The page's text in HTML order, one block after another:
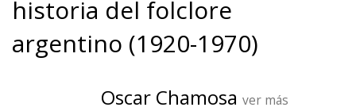
historia del folclore
argentino (1920-1970)
Oscar Chamosa ver más